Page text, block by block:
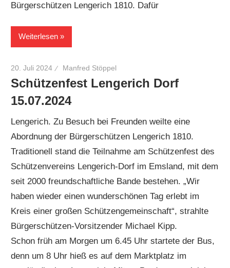
Bürgerschützen Lengerich 1810. Dafür
Weiterlesen
20. Juli 2024 Manfred Stöppel
Schützenfest Lengerich Dorf
15.07.2024
Lengerich. Zu Besuch bei Freunden weilte eine
Abordnung der Bürgerschützen Lengerich 1810.
Traditionell stand die Teilnahme am Schützenfest des
Schützenvereins Lengerich-Dorf im Emsland, mit dem
seit 2000 freundschaftliche Bande bestehen. „Wir
haben wieder einen wunderschönen Tag erlebt im
Kreis einer großen Schützengemeinschaft“, strahlte
Bürgerschützen-Vorsitzender Michael Kipp.
Schon früh am Morgen um 6.45 Uhr startete der Bus,
denn um 8 Uhr hieß es auf dem Marktplatz im